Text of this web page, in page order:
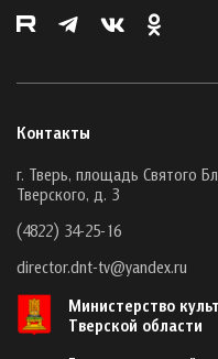
Контакты
г. Тверь, площадь Святого
Тверского, д. 3
(4822) 34-25-16
director.dnt-tv@yandex.ru
Министерство
Тверской области